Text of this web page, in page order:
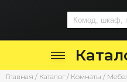
Главная / Каталог / Комнаты /